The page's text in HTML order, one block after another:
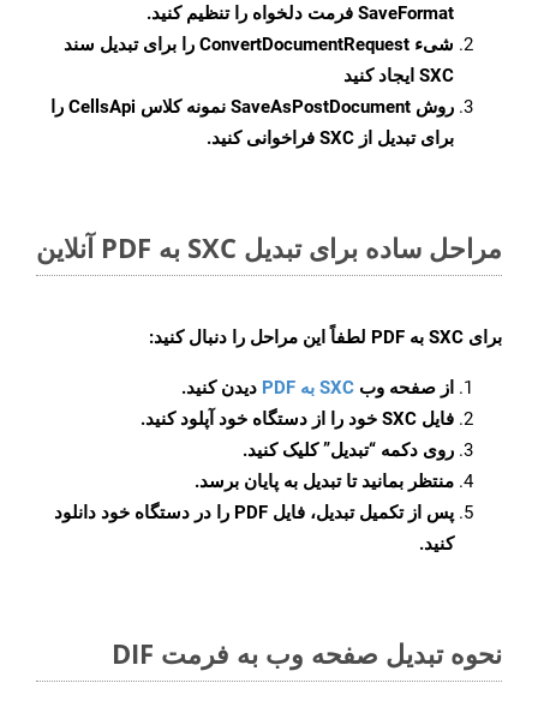
SaveFormat فرمت دلخواه را تنظیم کنید.
شیء ConvertDocumentRequest را برای تبدیل سند
SXC ایجاد کنید
روش SaveAsPostDocument
نمونه کلاس CellsApi را
برای تبدیل از SXC فراخوانی کنید.
مراحل ساده برای تبدیل SXC به PDF آنلاین
برای SXC به PDF لطفاً این مراحل را دنبال کنید:
از صفحه وب SXC به PDF
دیدن کنید.
فایل SXC خود را از دستگاه خود آپلود کنید.
روی دکمه “تبدیل”کلیک کنید.
منتظر بمانید تا تبدیل به پایان برسد.
پس از تکمیل تبدیل، فایل PDF را در دستگاه خود دانلود
کنید.
نحوه تبدیل صفحه وب به فرمت DIF